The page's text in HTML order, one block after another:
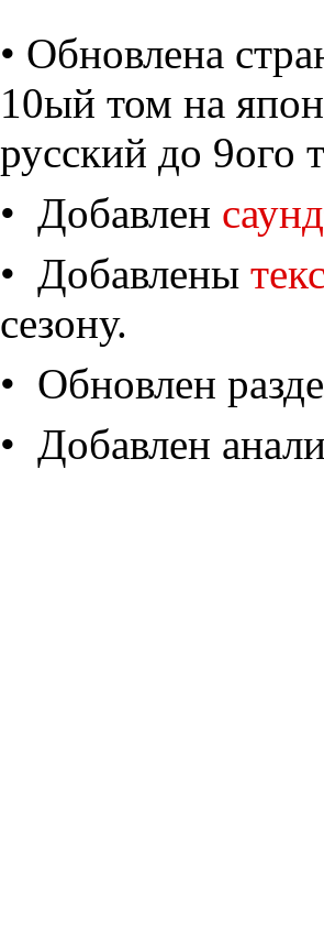
• Обновлена
10ый том на
русский до 9ого
• Добавлен
• Добавлены
сезону.
• Обновлен
• Добавлен